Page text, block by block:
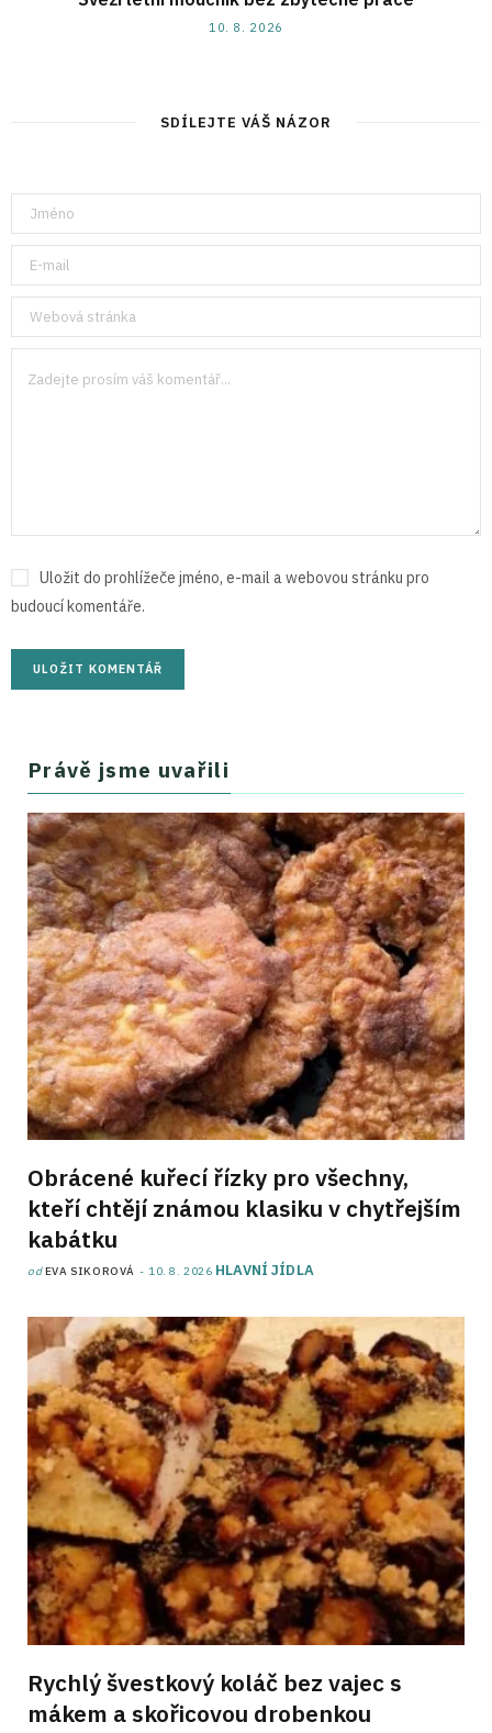
10. 8. 2026
SDÍLEJTE VÁŠ NÁZOR
Uložit do prohlížeče jméno, e-mail a webovou stránku pro
budoucí komentáře.
Právě jsme uvařili
Obrácené kuřecí řízky pro všechny,
kteří chtějí známou klasiku v chytřejším
kabátku
odEVA SIKOROVÁ 10. 8. 2026 HLAVNÍ JÍDLA
Rychlý švestkový koláč bez vajec s
mákem a skořicovou drobenkou